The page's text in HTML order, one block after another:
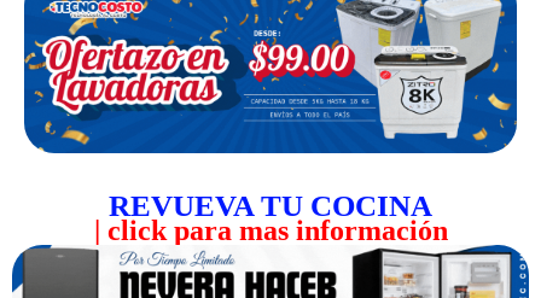
| click para mas información